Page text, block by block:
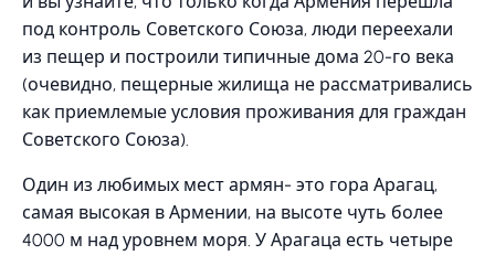
под контроль Советского Союза, люди переехали
из пещер и построили типичные дома 20-го века
(очевидно, пещерные жилища не рассматривались
как приемлемые условия проживания для граждан
Советского Союза).
Один из любимых мест армян- это гора Арагац,
самая высокая в Армении, на высоте чуть более
4000 м над уровнем моря. У Арагаца есть четыре